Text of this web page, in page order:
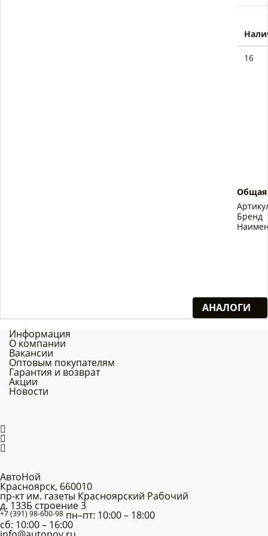
16
Бренд
АНАЛОГИ
Информация
О компании
Вакансии
Оптовым покупателям
Гарантия и возврат
Акции
Новости
АвтоНой
Красноярск, 660010
пр-кт им. газеты Красноярский Рабочий
д. 133Б строение 3
+7 (391) 98-600-98 пн–пт: 10:00 – 18:00
сб: 10:00 – 16:00